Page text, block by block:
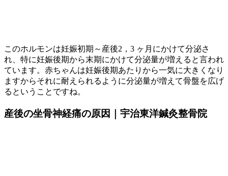
このホルモンは妊娠初期～産後2，3 ヶ月にかけて分泌さ
れ、特に妊娠後期から末期にかけて分泌量が増えると言われ
ています。赤ちゃんは妊娠後期あたりから一気に大きくなり
ますからそれに耐えられるように分泌量が増えて骨盤を広げ
るということですね。
産後の坐骨神経痛の原因｜宇治東洋鍼灸整骨院